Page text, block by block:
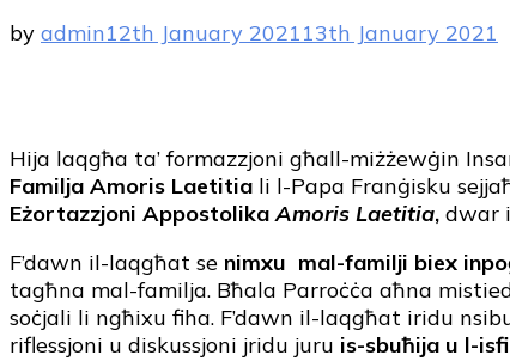
by admin12th January 202113th January 2021
Hija laqgħa ta’ formazzjoni għall-miżżewġin
Familja Amoris Laetitia li l-Papa Franġisku
Eżortazzjoni AppostolikaAmoris Laetitia, dwar
F’dawn il-laqgħat se nimxu mal-familji biex
tagħna mal-familja. Bħala Parroċċa aħna
soċjali li ngħixu fiha. F’dawn il-laqgħat iridu
riflessjoni u diskussjoni jridu juru is-sbuħija u l-